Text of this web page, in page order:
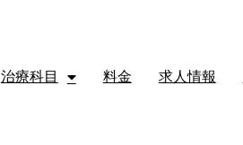
治療科目 料金 求人情報